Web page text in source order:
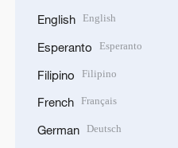
English English
Esperanto Esperanto
Filipino Filipino
French Français
German Deutsch